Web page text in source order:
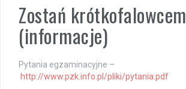
Zostań krótkofalowcem
(informacje)
Pytania egzaminacyjne –
http://www.pzk.info.pl/pliki/pytania.pdf